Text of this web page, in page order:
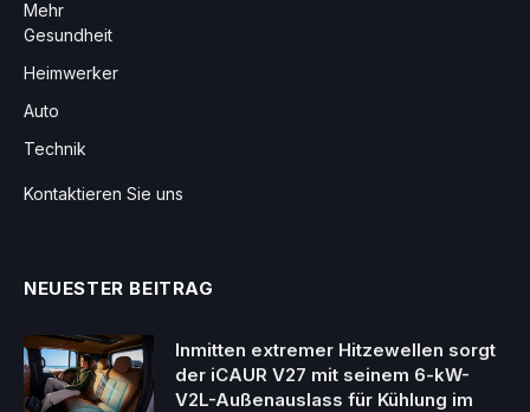
Mehr
Gesundheit
Heimwerker
Auto
Technik
Kontaktieren Sie uns
NEUESTER BEITRAG
Inmitten extremer Hitzewellen sorgt
der iCAUR V27 mit seinem 6-kW-
V2L-Außenauslass für Kühlung im